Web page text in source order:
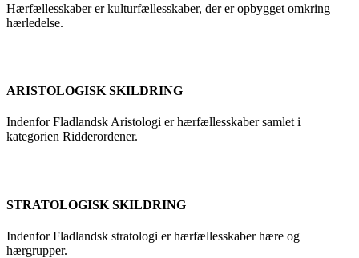
Hærfællesskaber er kulturfællesskaber, der er opbygget omkring
hærledelse.
ARISTOLOGISK SKILDRING
Indenfor Fladlandsk Aristologi er hærfællesskaber samlet i
kategorien Ridderordener.
STRATOLOGISK SKILDRING
Indenfor Fladlandsk stratologi er hærfællesskaber hære og
hærgrupper.